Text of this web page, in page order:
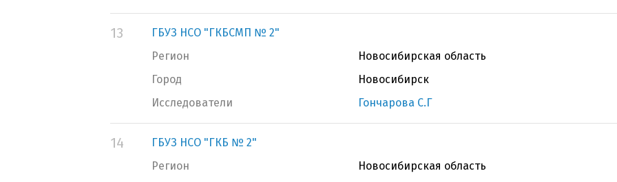
13
ГБУЗ НСО "ГКБСМП № 2"
Регион
Новосибирская область
Город
Новосибирск
Исследователи
Гончарова С.Г
14
ГБУЗ НСО "ГКБ № 2"
Регион
Новосибирская область